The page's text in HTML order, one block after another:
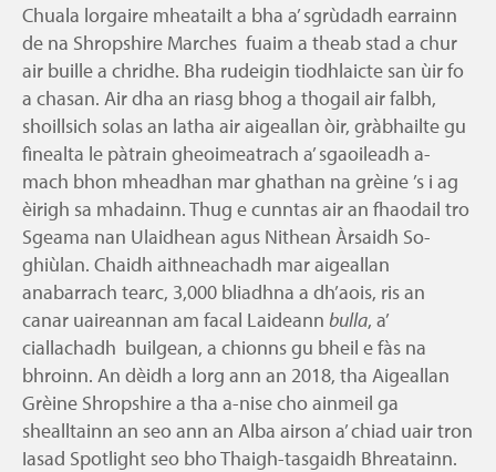
Chuala lorgaire mheatailt a bha a’ sgrùdadh earrainn
de na Shropshire Marches fuaim a theab stad a chur
air buille a chridhe. Bha rudeigin tiodhlaicte san ùir fo
a chasan. Air dha an riasg bhog a thogail air falbh,
shoillsich solas an latha air aigeallan òir, gràbhailte gu
fìnealta le pàtrain gheoimeatrach a’ sgaoileadh a-
mach bhon mheadhan mar ghathan na grèine ’s i ag
èirigh sa mhadainn. Thug e cunntas air an fhaodail tro
Sgeama nan Ulaidhean agus Nithean Àrsaidh So-
ghiùlan. Chaidh aithneachadh mar aigeallan
anabarrach tearc, 3,000 bliadhna a dh’aois, ris an
canar uaireannan am facal Laideann bulla, a’
ciallachadh builgean, a chionns gu bheil e fàs na
bhroinn. An dèidh a lorg ann an 2018, tha Aigeallan
Grèine Shropshire a tha a-nise cho ainmeil ga
shealltainn an seo ann an Alba airson a’ chiad uair tron
Iasad Spotlight seo bho Thaigh-tasgaidh Bhreatainn.